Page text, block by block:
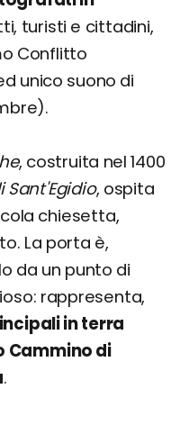
turisti e cittadini,
Conflitto
unico suono di
, costruita nel 1400
Sant'Egidio, ospita
chiesetta,
La porta è,
da un punto di
rappresenta,
in terra
Cammino di
.